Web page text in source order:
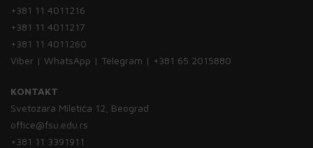
+381 11 4011216
+381 11 4011217
+381 11 4011260
Viber | WhatsApp | Telegram | +381 65 2015880
KONTAKT
Svetozara Miletića 12, Beograd
office@fsu.edu.rs
+381 11 3391911